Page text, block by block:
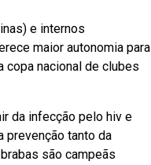
e internos
maior autonomia para
copa nacional de clubes
da infecção pelo hiv e
tanto da
são campeãs